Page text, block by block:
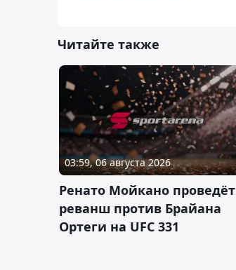
Читайте также
03:59, 06 августа 2026
Ренато Мойкано проведёт
реванш против Брайана
Ортеги на UFC 331